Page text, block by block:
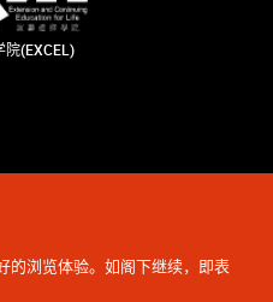
的浏览体验。如阁下继续，即表
(EXCEL)